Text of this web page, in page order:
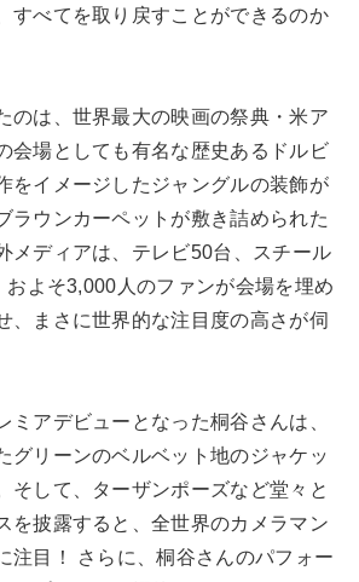
すべてを取り戻すことができるのか
のは、世界最大の映画の祭典・米ア
会場としても有名な歴史あるドルビ
をイメージしたジャングルの装飾が
ラウンカーペットが敷き詰められた
メディアは、テレビ50台、スチール
およそ3,000人のファンが会場を埋め
、まさに世界的な注目度の高さが伺
ミアデビューとなった桐谷さんは、
グリーンのベルベット地のジャケッ
そして、ターザンポーズなど堂々と
を披露すると、全世界のカメラマン
注目！ さらに、桐谷さんのパフォー